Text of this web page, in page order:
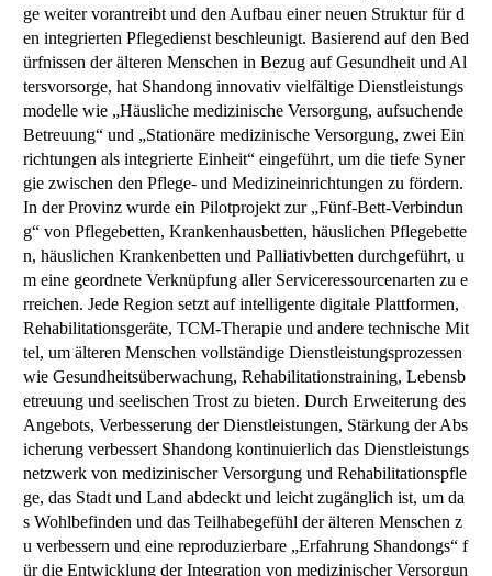
ge weiter vorantreibt und den Aufbau einer neuen Struktur für d
en integrierten Pflegedienst beschleunigt. Basierend auf den Bed
ürfnissen der älteren Menschen in Bezug auf Gesundheit und Al
tersvorsorge, hat Shandong innovativ vielfältige Dienstleistungs
modelle wie „Häusliche medizinische Versorgung, aufsuchende
Betreuung“ und „Stationäre medizinische Versorgung, zwei Ein
richtungen als integrierte Einheit“ eingeführt, um die tiefe Syner
gie zwischen den Pflege- und Medizineinrichtungen zu fördern.
In der Provinz wurde ein Pilotprojekt zur „Fünf-Bett-Verbindun
g“ von Pflegebetten, Krankenhausbetten, häuslichen Pflegebette
n, häuslichen Krankenbetten und Palliativbetten durchgeführt, u
m eine geordnete Verknüpfung aller Serviceressourcenarten zu e
rreichen. Jede Region setzt auf intelligente digitale Plattformen,
Rehabilitationsgeräte, TCM-Therapie und andere technische Mit
tel, um älteren Menschen vollständige Dienstleistungsprozessen
wie Gesundheitsüberwachung, Rehabilitationstraining, Lebensb
etreuung und seelischen Trost zu bieten. Durch Erweiterung des
Angebots, Verbesserung der Dienstleistungen, Stärkung der Abs
icherung verbessert Shandong kontinuierlich das Dienstleistungs
netzwerk von medizinischer Versorgung und Rehabilitationspfle
ge, das Stadt und Land abdeckt und leicht zugänglich ist, um da
s Wohlbefinden und das Teilhabegefühl der älteren Menschen z
u verbessern und eine reproduzierbare „Erfahrung Shandongs“ f
ür die Entwicklung der Integration von medizinischer Versorgun